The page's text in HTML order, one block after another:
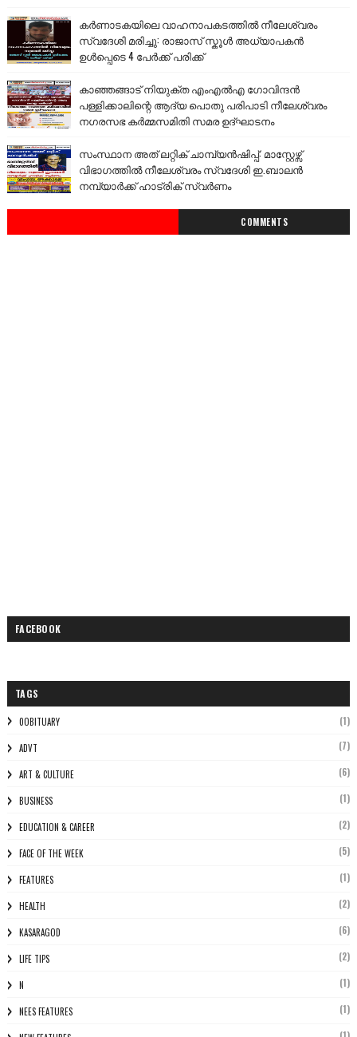
കർണാടകയിലെ വാഹനാപകടത്തിൽ നീലേശ്വരം
സ്വദേശി മരിച്ചു: രാജാസ് സ്കൂൾ അധ്യാപകൻ
ഉൾപ്പെടെ 4 പേർക്ക് പരിക്ക്
കാഞ്ഞങ്ങാട് നിയുക്ത എംഎൽഎ ഗോവിന്ദൻ
പള്ളിക്കാലിന്റെ ആദ്യ പൊതു പരിപാടി നീലേശ്വരം
നഗരസഭ കർമ്മസമിതി സമര ഉദ്ഘാടനം
സംസ്ഥാന അത് ലറ്റിക് ചാമ്പ്യൻഷിപ്പ്: മാസ്റ്റേഴ്സ്
വിഭാഗത്തിൽ നീലേശ്വരം സ്വദേശി ഇ.ബാലൻ
നമ്പ്യാർക്ക് ഹാട്രിക് സ്വർണം
COMMENTS
FACEBOOK
TAGS
0OBITUARY (1)
ADVT (7)
ART & CULTURE (6)
BUSINESS (1)
EDUCATION & CAREER (2)
FACE OF THE WEEK (5)
FEATURES (1)
HEALTH (2)
KASARAGOD (6)
LIFE TIPS (2)
N (1)
NEES FEATURES (1)